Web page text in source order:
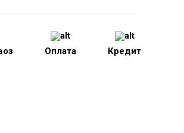
Оплата Кредит